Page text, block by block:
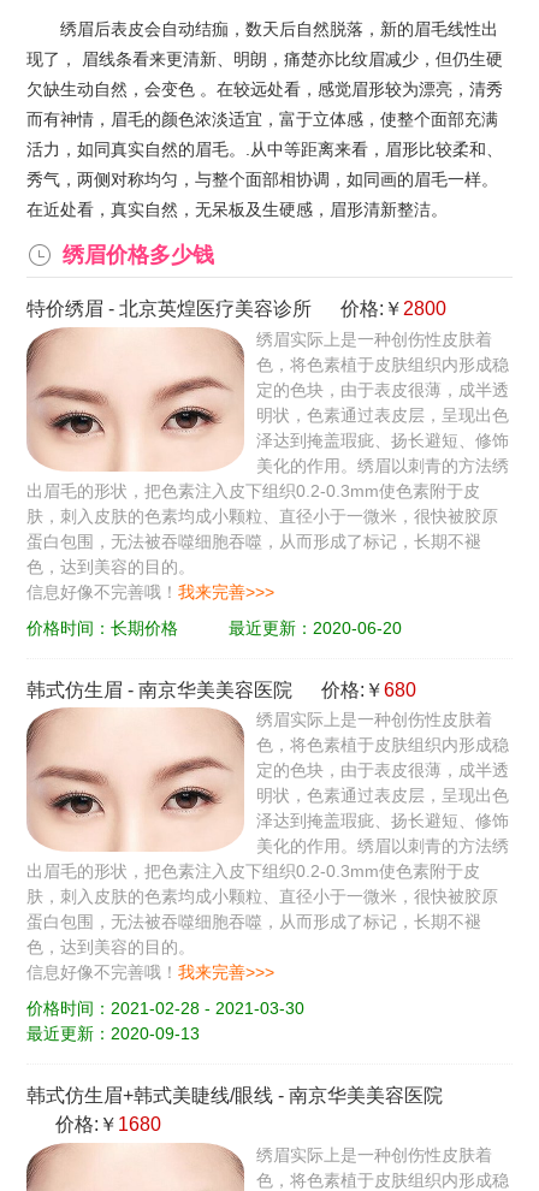
绣眉后表皮会自动结痂，数天后自然脱落，新的眉毛线性出
现了， 眉线条看来更清新、明朗，痛楚亦比纹眉减少，但仍生硬
欠缺生动自然，会变色 。在较远处看，感觉眉形较为漂亮，清秀
而有神情，眉毛的颜色浓淡适宜，富于立体感，使整个面部充满
活力，如同真实自然的眉毛。.从中等距离来看，眉形比较柔和、
秀气，两侧对称均匀，与整个面部相协调，如同画的眉毛一样。
在近处看，真实自然，无呆板及生硬感，眉形清新整洁。
绣眉价格多少钱
特价绣眉 -北京英煌医疗美容诊所 价格:￥ 2800
绣眉实际上是一种创伤性皮肤着
色，将色素植于皮肤组织内形成稳
定的色块，由于表皮很薄，成半透
明状，色素通过表皮层，呈现出色
泽达到掩盖瑕疵、扬长避短、修饰
美化的作用。绣眉以刺青的方法绣
出眉毛的形状，把色素注入皮下组织0.2-0.3mm使色素附于皮
肤，刺入皮肤的色素均成小颗粒、直径小于一微米，很快被胶原
蛋白包围，无法被吞噬细胞吞噬，从而形成了标记，长期不褪
色，达到美容的目的。
信息好像不完善哦！我来完善>>>
价格时间：长期价格
最近更新：2020-06-20
韩式仿生眉 -南京华美美容医院 价格:￥680
绣眉实际上是一种创伤性皮肤着
色，将色素植于皮肤组织内形成稳
定的色块，由于表皮很薄，成半透
明状，色素通过表皮层，呈现出色
泽达到掩盖瑕疵、扬长避短、修饰
美化的作用。绣眉以刺青的方法绣
出眉毛的形状，把色素注入皮下组织0.2-0.3mm使色素附于皮
肤，刺入皮肤的色素均成小颗粒、直径小于一微米，很快被胶原
蛋白包围，无法被吞噬细胞吞噬，从而形成了标记，长期不褪
色，达到美容的目的。
信息好像不完善哦！我来完善>>>
价格时间：2021-02-28 - 2021-03-30
最近更新：2020-09-13
韩式仿生眉+韩式美睫线/眼线 -南京华美美容医院
价格:￥ 1680
绣眉实际上是一种创伤性皮肤着
色，将色素植于皮肤组织内形成稳